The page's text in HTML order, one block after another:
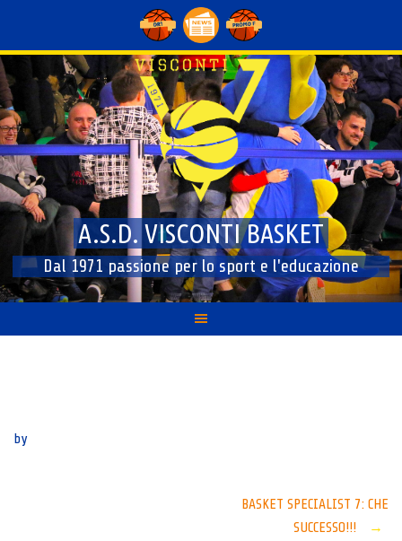
content
A.S.D. VISCONTI BASKET
Dal 1971 passione per lo sport e l'educazione
by
BASKET SPECIALIST 7: CHE
SUCCESSO!!!
→